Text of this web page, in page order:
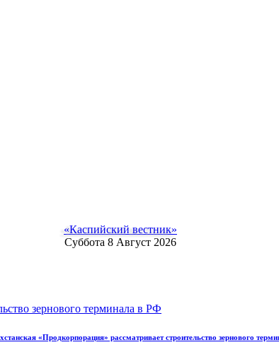
«Каспийский вестник»
Суббота 8 Август 2026
«Продкорпорация» рассматривает строительство зернового